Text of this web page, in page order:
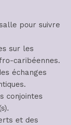
pour suivre
sur les
caribéennes.
échanges
conjointes
et des